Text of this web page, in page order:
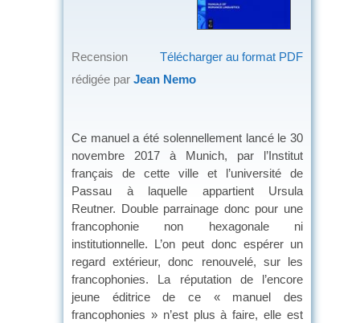
Télécharger au format PDF
Recension
rédigée par Jean Nemo
Ce manuel a été solennellement lancé le 30
novembre 2017 à Munich, par l’Institut
français de cette ville et l’université de
Passau à laquelle appartient Ursula
Reutner. Double parrainage donc pour une
francophonie non hexagonale ni
institutionnelle. L’on peut donc espérer un
regard extérieur, donc renouvelé, sur les
francophonies. La réputation de l’encore
jeune éditrice de ce « manuel des
francophonies » n’est plus à faire, elle est